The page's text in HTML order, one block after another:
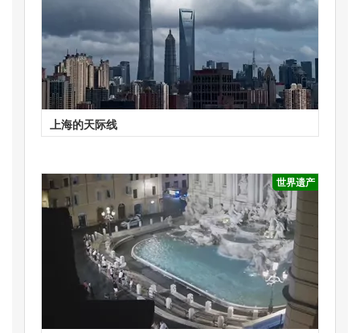
上海的天际线
世界遗产